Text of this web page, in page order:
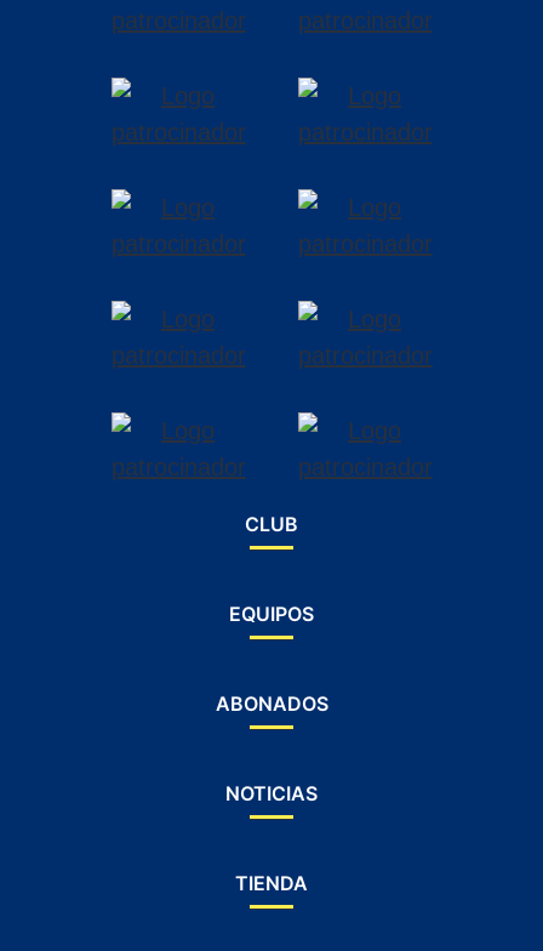
CLUB
EQUIPOS
ABONADOS
NOTICIAS
TIENDA